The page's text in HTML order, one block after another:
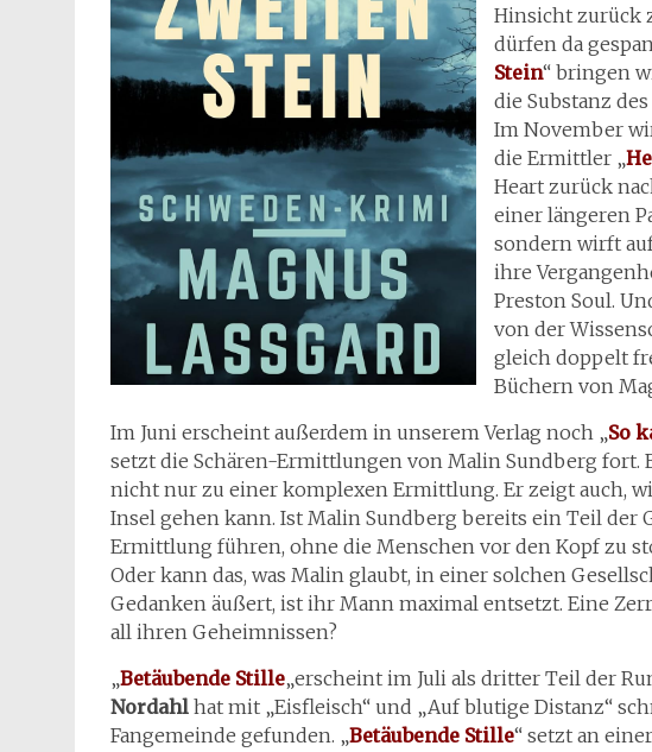
Hinsicht zurück
dürfen da
Stein“ bringen
die Substanz
Im November
die Ermittler „
Heart zurück
einer längeren
sondern wirft
ihre
Preston Soul.
von der
gleich doppelt
Büchern von
Im Juni erscheint außerdem in unserem Verlag noch „So
setzt die Schären-Ermittlungen von Malin Sundberg fort.
nicht nur zu einer komplexen Ermittlung. Er zeigt auch,
Insel gehen kann. Ist Malin Sundberg bereits ein Teil der
Ermittlung führen, ohne die Menschen vor den Kopf zu
Oder kann das, was Malin glaubt, in einer solchen
Gedanken äußert, ist ihr Mann maximal entsetzt. Eine
all ihren Geheimnissen?
„Betäubende Stille„erscheint im Juli als dritter Teil der
Nordahl hat mit „Eisfleisch“ und „Auf blutige Distanz“
Fangemeinde gefunden. „Betäubende Stille“ setzt an